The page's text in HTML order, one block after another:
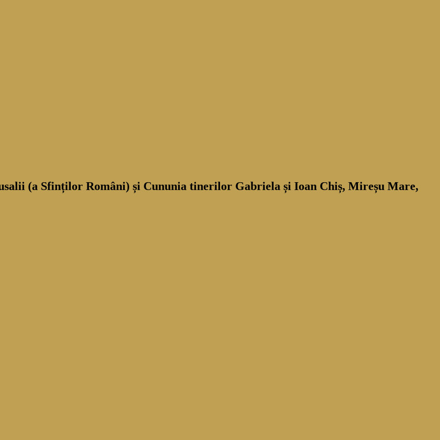
(a Sfinților Români) și Cununia tinerilor Gabriela și Ioan Chiș, Mireșu Mare,